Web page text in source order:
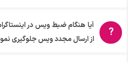
آیا هنگام ضبط ویس در
از ارسال مجدد ویس جلوگیری